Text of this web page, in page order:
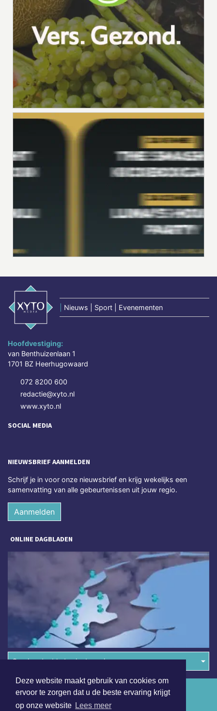
Deze website maakt gebruik van cookies om
ervoor te zorgen dat u de beste ervaring krijgt
op onze website Lees meer
Nieuws | Sport | Evenementen
Hoofdvestiging:
van Benthuizenlaan 1
1701 BZ Heerhugowaard
072 8200 600
redactie@xyto.nl
www.xyto.nl
SOCIAL MEDIA
NIEUWSBRIEF AANMELDEN
Schrijf je in voor onze nieuwsbrief en krijg wekelijks een
samenvatting van alle gebeurtenissen uit jouw regio.
Aanmelden
ONLINE DAGBLADEN
Overige dagbladen in de regio
Algemene voorwaarden
Disclaimer